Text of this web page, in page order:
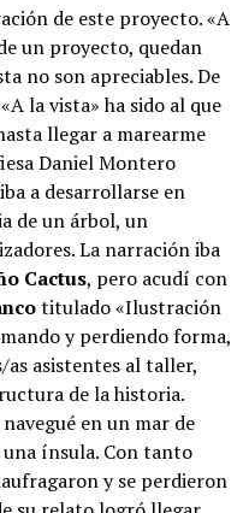
de este proyecto. «A
un proyecto, quedan
no son apreciables. De
la vista» ha sido al que
llegar a marearme
Daniel Montero
a desarrollarse en
de un árbol, un
La narración iba
Cactus, pero acudí con
titulado «Ilustración
y perdiendo forma,
as asistentes al taller,
de la historia.
en un mar de
ínsula. Con tanto
y se perdieron